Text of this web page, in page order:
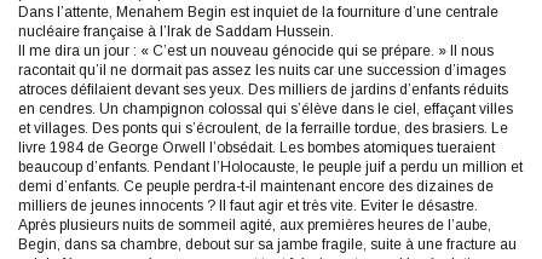
Dans l’attente, Menahem Begin est inquiet de la fourniture d’une centrale
nucléaire française à l’Irak de Saddam Hussein.
Il me dira un jour : « C’est un nouveau génocide qui se prépare. » Il nous
racontait qu’il ne dormait pas assez les nuits car une succession d’images
atroces défilaient devant ses yeux. Des milliers de jardins d’enfants réduits
en cendres. Un champignon colossal qui s’élève dans le ciel, effaçant villes
et villages. Des ponts qui s’écroulent, de la ferraille tordue, des brasiers. Le
livre 1984 de George Orwell l’obsédait. Les bombes atomiques tueraient
beaucoup d’enfants. Pendant l’Holocauste, le peuple juif a perdu un million et
demi d’enfants. Ce peuple perdra-t-il maintenant encore des dizaines de
milliers de jeunes innocents ? Il faut agir et très vite. Eviter le désastre.
Après plusieurs nuits de sommeil agité, aux premières heures de l’aube,
Begin, dans sa chambre, debout sur sa jambe fragile, suite à une fracture au